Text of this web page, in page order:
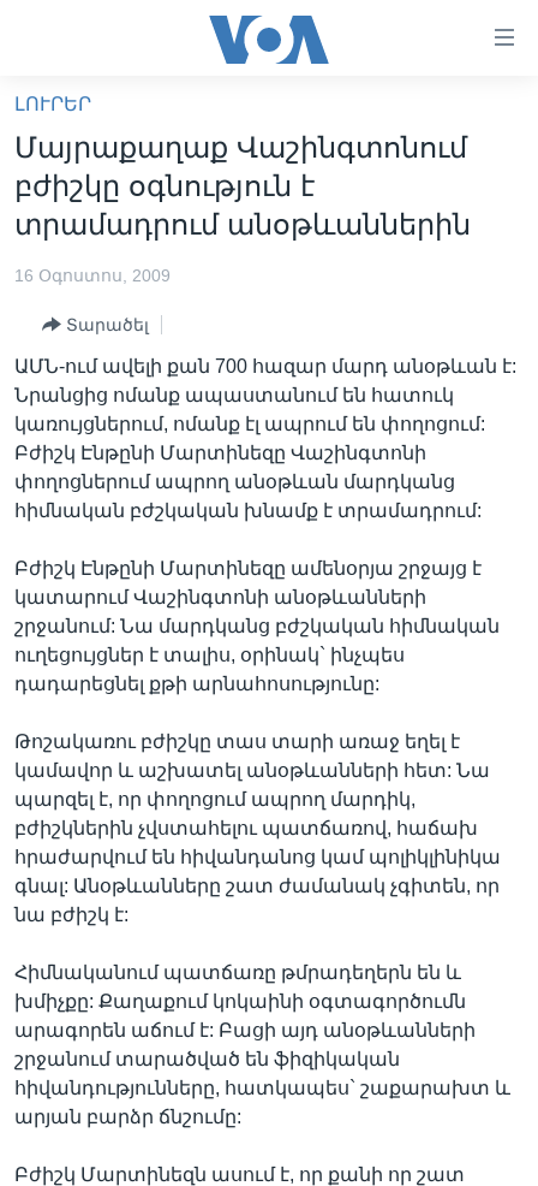
հիմնական
բովանդակությանը
անցնել
հիմնական
բովանդակությանը
բովանդակություն
ԼՈՒՐԵՐ
ՍՓՅՈՒՌՔ
IN ENGLISH
ՄԵՐ ՄԱՍԻՆ
«ԱՄԵՐԻԿԱՅԻ ՁԱՅՆ»-Ի ԿԱՆՈՆԱԴՐՈՒԹՅՈՒՆ
ԿԱՊ ՄԵԶ ՀԵՏ
ՈՒԿՐԱԻՆԱԿԱՆ ՊԱՏԵՐԱԶՄ
Learning English
ՀԵՏԵՒԵՔ ՄԵԶ
Լեզուներ
ԼՈՒՐԵՐ
Մայրաքաղաք Վաշինգտոնում
բժիշկը օգնություն է
տրամադրում անօթևաններին
16 Օգոստոս, 2009
Տարածել
ԱՄՆ-ում ավելի քան 700 հազար մարդ անօթևան է:
Նրանցից ոմանք ապաստանում են հատուկ
կառույցներում, ոմանք էլ ապրում են փողոցում:
Բժիշկ Էնթընի Մարտինեզը Վաշինգտոնի
փողոցներում ապրող անօթևան մարդկանց
հիմնական բժշկական խնամք է տրամադրում:
Բժիշկ Էնթընի Մարտինեզը ամենօրյա շրջայց է
կատարում Վաշինգտոնի անօթևանների
շրջանում: Նա մարդկանց բժշկական հիմնական
ուղեցույցներ է տալիս, օրինակ` ինչպես
դադարեցնել քթի արնահոսությունը:
Թոշակառու բժիշկը տաս տարի առաջ եղել է
կամավոր և աշխատել անօթևանների հետ: Նա
պարզել է, որ փողոցում ապրող մարդիկ,
բժիշկներին չվստահելու պատճառով, հաճախ
հրաժարվում են հիվանդանոց կամ պոլիկլինիկա
գնալ: Անօթևանները շատ ժամանակ չգիտեն, որ
նա բժիշկ է:
Հիմնականում պատճառը թմրադեղերն են և
խմիչքը: Քաղաքում կոկաինի օգտագործումն
արագորեն աճում է: Բացի այդ անօթևանների
շրջանում տարածված են ֆիզիկական
հիվանդությունները, հատկապես` շաքարախտ և
արյան բարձր ճնշումը:
Բժիշկ Մարտինեզն ասում է, որ քանի որ շատ